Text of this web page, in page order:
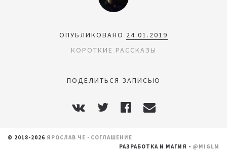
ОПУБЛИКОВАНО 24.01.2019
КОРОТКИЕ РАССКАЗЫ
ПОДЕЛИТЬСЯ ЗАПИСЬЮ
© 2018-2026 ЯРОСЛАВ ЧЕ · СОГЛАШЕНИЕ
РАЗРАБОТКА И МАГИЯ - @MIGLM